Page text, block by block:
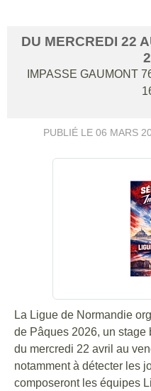
DU MERCREDI 22
IMPASSE GAUMONT
PUBLIÉ LE 06 MARS
La Ligue de Normandie
de Pâques 2026, un
du mercredi 22 avril au
notamment à détecter les
composeront les équipes